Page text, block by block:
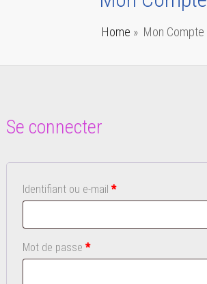
Home » Mon Compte
Se connecter
Identifiant ou e-mail *Obligatoire
Mot de passe *Obligatoire